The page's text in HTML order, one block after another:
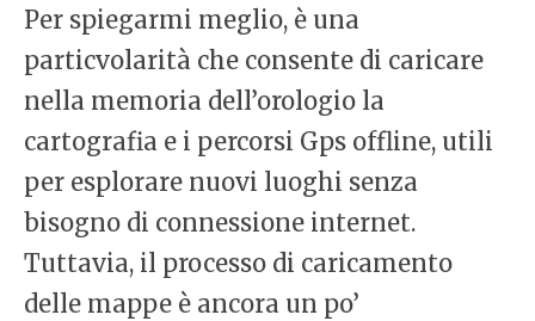
Per spiegarmi meglio, è una
particvolarità che consente di caricare
nella memoria dell’orologio la
cartografia e i percorsi Gps offline, utili
per esplorare nuovi luoghi senza
bisogno di connessione internet.
Tuttavia, il processo di caricamento
delle mappe è ancora un po’